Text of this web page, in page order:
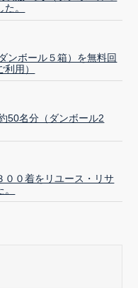
。
ンボール５箱）を無料回
用）
50名分（ダンボール2
００着をリユース・リサ